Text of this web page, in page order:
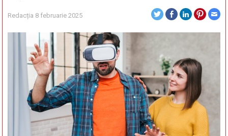
Redacția 8 februarie 2025